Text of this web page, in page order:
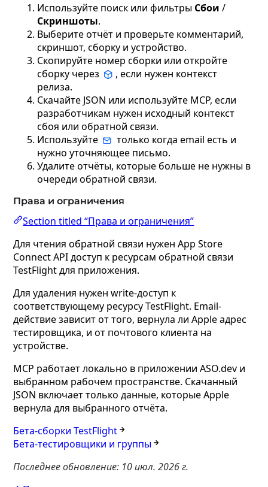
Используйте поиск или фильтры Сбои /
Скриншоты.
Выберите отчёт и проверьте комментарий,
скриншот, сборку и устройство.
Скопируйте номер сборки или откройте
сборку через
, если нужен контекст
релиза.
Скачайте JSON или используйте MCP, если
разработчикам нужен исходный контекст
сбоя или обратной связи.
Используйте
только когда email есть и
нужно уточняющее письмо.
Удалите отчёты, которые больше не нужны в
очереди обратной связи.
Права и ограничения
Section titled “Права и ограничения”
Для чтения обратной связи нужен App Store
Connect API доступ к ресурсам обратной связи
TestFlight для приложения.
Для удаления нужен write-доступ к
соответствующему ресурсу TestFlight. Email-
действие зависит от того, вернула ли Apple адрес
тестировщика, и от почтового клиента на
устройстве.
MCP работает локально в приложении ASO.dev и
выбранном рабочем пространстве. Скачанный
JSON включает только данные, которые Apple
вернула для выбранного отчёта.
Бета-сборки TestFlight
Бета-тестировщики и группы
Последнее обновление: 10 июл. 2026 г.